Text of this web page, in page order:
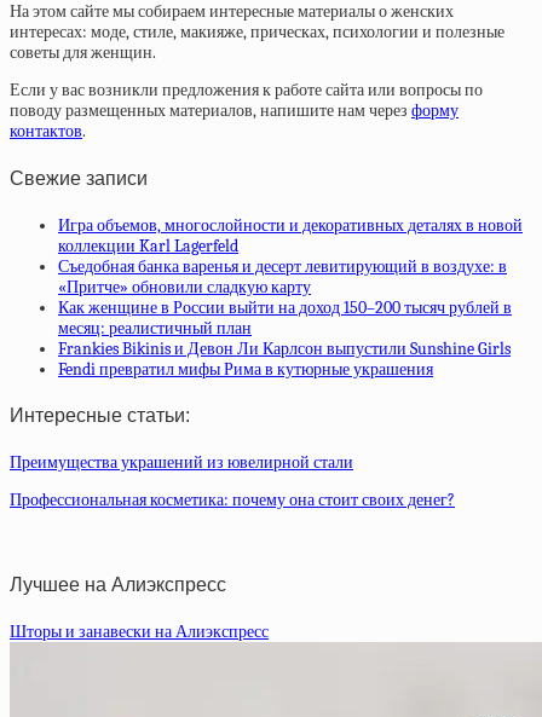
На этом сайте мы собираем интересные материалы о женских
интересах: моде, стиле, макияже, прическах, психологии и полезные
советы для женщин.
Если у вас возникли предложения к работе сайта или вопросы по
поводу размещенных материалов, напишите нам через форму
контактов.
Свежие записи
Игра объемов, многослойности и декоративных деталях в новой
коллекции Karl Lagerfeld
Съедобная банка варенья и десерт левитирующий в воздухе: в
«Притче» обновили сладкую карту
Как женщине в России выйти на доход 150–200 тысяч рублей в
месяц: реалистичный план
Frankies Bikinis и Девон Ли Карлсон выпустили Sunshine Girls
Fendi превратил мифы Рима в кутюрные украшения
Интересные статьи:
Преимущества украшений из ювелирной стали
Профессиональная косметика: почему она стоит своих денег?
Лучшее на Алиэкспресс
Шторы и занавески на Алиэкспресс